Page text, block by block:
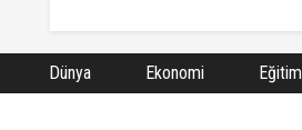
Dünya Ekonomi Eğitim